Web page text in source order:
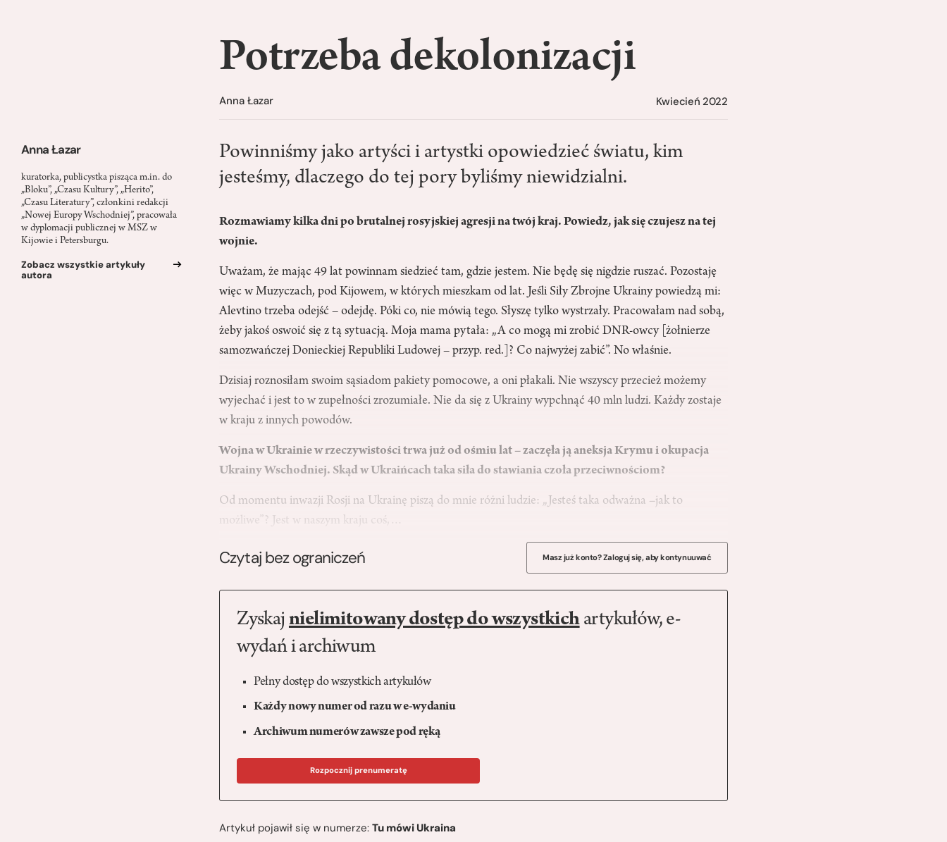
Anna Łazar
kuratorka, publicystka pisząca m.in. do
„Bloku”, „Czasu Kultury”, „Herito”,
„Czasu Literatury”, członkini redakcji
„Nowej Europy Wschodniej”, pracowała
w dyplomacji publicznej w MSZ w
Kijowie i Petersburgu.
Zobacz wszystkie artykuły
autora
Potrzeba dekolonizacji
Anna Łazar Kwiecień 2022
Powinniśmy jako artyści i artystki opowiedzieć światu, kim
jesteśmy, dlaczego do tej pory byliśmy niewidzialni.
Rozmawiamy kilka dni po brutalnej rosyjskiej agresji na twój kraj. Powiedz, jak się czujesz na tej
wojnie.
Uważam, że mając 49 lat powinnam siedzieć tam, gdzie jestem. Nie będę się nigdzie ruszać. Pozostaję
więc w Muzyczach, pod Kijowem, w których mieszkam od lat. Jeśli Siły Zbrojne Ukrainy powiedzą mi:
Alevtino trzeba odejść – odejdę. Póki co, nie mówią tego. Słyszę tylko wystrzały. Pracowałam nad sobą,
żeby jakoś oswoić się z tą sytuacją. Moja mama pytała: „A co mogą mi zrobić DNR-owcy [żołnierze
samozwańczej Donieckiej Republiki Ludowej – przyp. red.]? Co najwyżej zabić”. No właśnie.
Dzisiaj roznosiłam swoim sąsiadom pakiety pomocowe, a oni płakali. Nie wszyscy przecież możemy
wyjechać i jest to w zupełności zrozumiałe. Nie da się z Ukrainy wypchnąć 40 mln ludzi. Każdy zostaje
w kraju z innych powodów.
Wojna w Ukrainie w rzeczywistości trwa już od ośmiu lat – zaczęła ją aneksja Krymu i okupacja
Ukrainy Wschodniej. Skąd w Ukraińcach taka siła do stawiania czoła przeciwnościom?
Od momentu inwazji Rosji na Ukrainę piszą do mnie różni ludzie: „Jesteś taka odważna –jak to
możliwe”? Jest w naszym kraju coś,…
Czytaj bez ograniczeń Masz już konto? Zaloguj się, aby kontynuuwać
Zyskaj nielimitowany dostęp do wszystkichartykułów, e-
wydań i archiwum
Pełny dostęp do wszystkich artykułów
Każdy nowy numer od razu w e-wydaniu
Archiwum numerów zawsze pod ręką
Rozpocznij prenumeratę
Artykuł pojawił się w numerze:Tu mówi Ukraina